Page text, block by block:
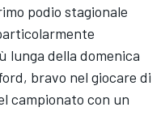
podio stagionale
lunga della domenica
bravo nel giocare di
campionato con un